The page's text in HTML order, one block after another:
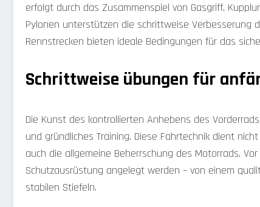
erfolgt durch das Zusammenspiel von Gasgriff,
Pylonen unterstützen die schrittweise Verbesserung
Rennstrecken bieten ideale Bedingungen für das
Schrittweise übungen für
Die Kunst des kontrollierten Anhebens des
und gründliches Training. Diese Fahrtechnik dient
auch die allgemeine Beherrschung des Motorrads.
Schutzausrüstung angelegt werden – von einem
stabilen Stiefeln.